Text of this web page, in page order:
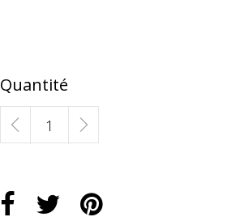
Quantité